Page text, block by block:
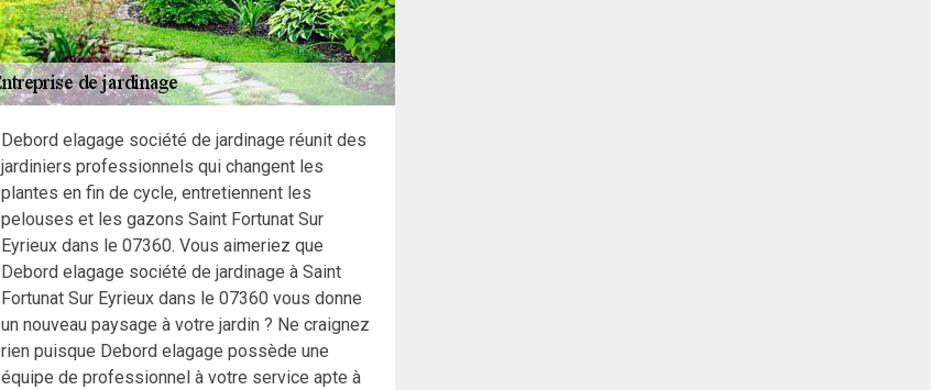
Debord elagage société de jardinage réunit des
jardiniers professionnels qui changent les
plantes en fin de cycle, entretiennent les
pelouses et les gazons Saint Fortunat Sur
Eyrieux dans le 07360. Vous aimeriez que
Debord elagage société de jardinage à Saint
Fortunat Sur Eyrieux dans le 07360 vous donne
un nouveau paysage à votre jardin ? Ne craignez
rien puisque Debord elagage possède une
équipe de professionnel à votre service apte à